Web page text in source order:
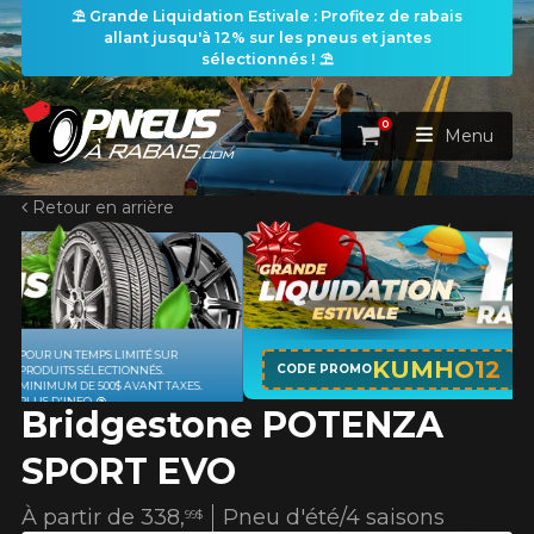
⛱️ Grande Liquidation Estivale : Profitez de rabais
allant jusqu'à 12% sur les pneus et jantes
sélectionnés ! ⛱️
ACCUEIL
PNEUS
RECHERCHE DE PNEUS VOIR TOUT
Rechercher par
Par dimensions Par véhicule
Recherche par dimensions
ROUES
RECHERCHE DE ROUES VOIR TOUT
ENSEMBLES
RECHERCHE D'ENSEMBLES
PROMOTIONS
Panier
0
Menu
Retour en arrière
Bridgestone POTENZA
SPORT EVO
Pneu d'été/4 saisons
À partir de 338,99$
CODE PROMO KUMHO12
APPLICABLE SUR TOUT ACHAT DE 4
PNEUS DE MARQUE KUMHO*
PLUS
D'INFO